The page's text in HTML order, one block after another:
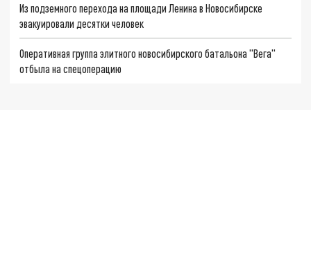
Из подземного перехода на площади Ленина в Новосибирске
эвакуировали десятки человек
Оперативная группа элитного новосибирского батальона "Вега"
отбыла на спецоперацию